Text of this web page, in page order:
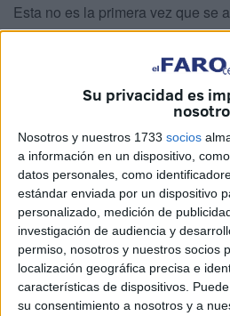
Su privacidad es
Nosotros y nuestros 1733 socios
a información en un dispositivo,
datos personales, como
estándar enviada por un dispositivo
personalizado, medición de
investigación de audiencia y
permiso, nosotros y nuestros socios
localización geográfica precisa e
características de dispositivos.
su consentimiento a nosotros y a
Esta no es la primera vez que se
James Clavell al medio
mayoritaria la opinión de que sí
Disney ha impactado
series del año (miniserie de diez
aproximada para ser más precisos).
La historia transporta hasta el
en un momento histórico en el
Toranaga hace peripecias para
conspiraciones de sus enemigos
regentes, que se alían contra él.
misterioso barco europeo
pueblo pesquero…